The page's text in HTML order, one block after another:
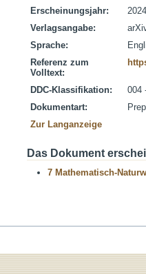
Erscheinungsjahr:
Verlagsangabe:
Sprache:
Referenz zum
Volltext:
DDC-Klassifikation:
004
Dokumentart:
Zur Langanzeige
Das Dokument
7 Mathematisch-